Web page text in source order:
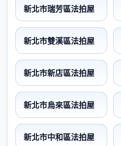
新北市瑞芳區法拍屋
新北市雙溪區法拍屋
新北市新店區法拍屋
新北市烏來區法拍屋
新北市中和區法拍屋